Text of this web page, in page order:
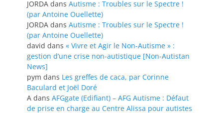
JORDA dans Autisme : Troubles sur le Spectre !
(par Antoine Ouellette)
JORDA dans Autisme : Troubles sur le Spectre !
(par Antoine Ouellette)
david dans « Vivre et Agir le Non-Autisme » :
gestion d’une crise non-autistique [Non-Autistan
News]
pym dans Les greffes de caca, par Corinne
Baculard et Joël Doré
A dans AFGgate (Edifiant) – AFG Autisme : Défaut
de prise en charge au Centre Alissa pour autistes